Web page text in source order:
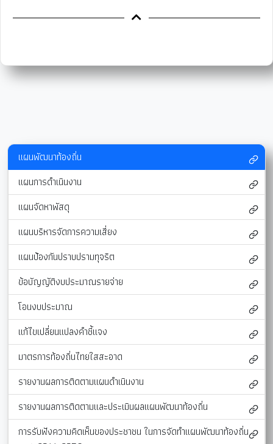
แผนพัฒนาท้องถิ่น
แผนการดำเนินงาน
แผนจัดหาพัสดุ
แผนบริหารจัดการความเสี่ยง
แผนป้องกันปราบปรามทุจริต
ข้อบัญญัติงบประมาณรายจ่าย
โอนงบประมาณ
แก้ไขเปลี่ยนแปลงคำชี้แจง
มาตรการท้องถิ่นไทยใสสะอาด
รายงานผลการติดตามแผนดำเนินงาน
รายงานผลการติดตามและประเมินผลแผนพัฒนาท้องถิ่น
การรับฟังความคิดเห็นของประชาชน ในการจัดทำแผนพัฒนาท้องถิ่น